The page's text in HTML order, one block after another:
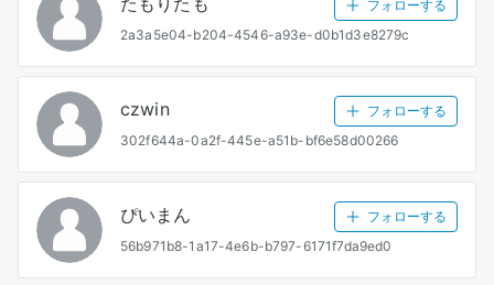
フォローする
2a3a5e04-b204-4546-a93e-d0b1d3e8279c
czwin
フォローする
302f644a-0a2f-445e-a51b-bf6e58d00266
ぴいまん
フォローする
56b971b8-1a17-4e6b-b797-6171f7da9ed0